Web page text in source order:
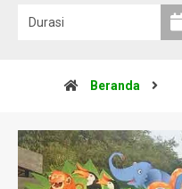
Beranda